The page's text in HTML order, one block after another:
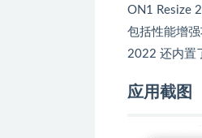
ON1 Resize
包括性能增
2022 还内置
应用截图